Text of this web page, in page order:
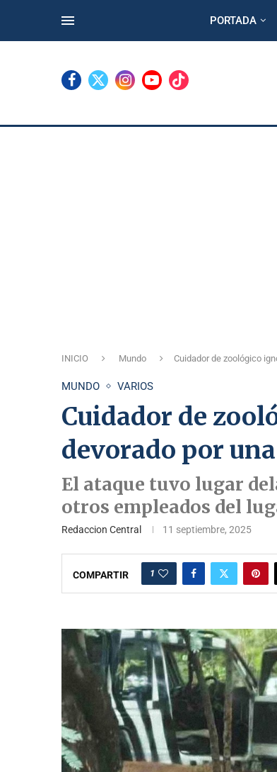
PORTADA
INICIO Mundo Cuidador de zoológico
MUNDO VARIOS
Cuidador de
devorado por
El ataque tuvo lugar
otros empleados del
Redaccion Central 11 septiembre, 2025
COMPARTIR 1